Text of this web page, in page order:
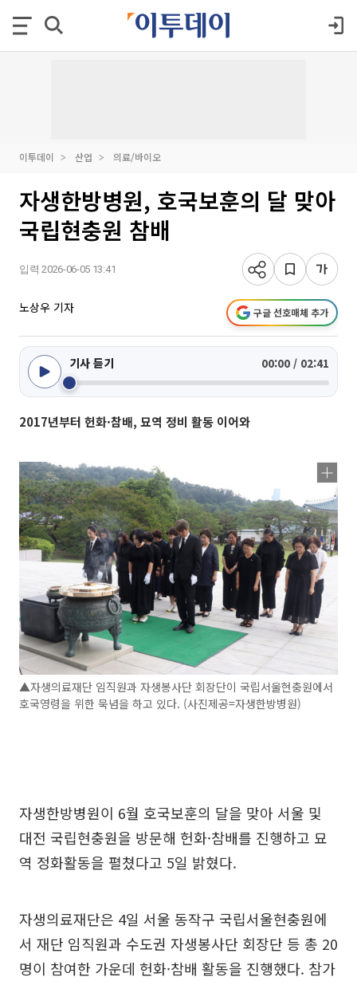
이투데이 산업 의료/바이오
자생한방병원, 호국보훈의 달 맞아
국립현충원 참배
입력 2026-06-05 13:41
노상우 기자 구글 선호매체 추가
기사 듣기 00:00 / 02:41
2017년부터 헌화·참배, 묘역 정비 활동 이어와
▲자생의료재단 임직원과 자생봉사단 회장단이 국립서울현충원에서
호국영령을 위한 묵념을 하고 있다. (사진제공=자생한방병원)
자생한방병원이 6월 호국보훈의 달을 맞아 서울 및
대전 국립현충원을 방문해 헌화·참배를 진행하고 묘
역 정화활동을 펼쳤다고 5일 밝혔다.
자생의료재단은 4일 서울 동작구 국립서울현충원에
서 재단 임직원과 수도권 자생봉사단 회장단 등 총 20
명이 참여한 가운데 헌화·참배 활동을 진행했다. 참가